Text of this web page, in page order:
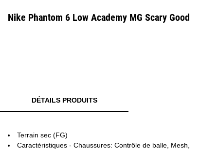
Nike Phantom 6 Low Academy MG Scary Good
DÉTAILS PRODUITS
Terrain sec (FG)
Caractéristiques - Chaussures: Contrôle de balle, Mesh,